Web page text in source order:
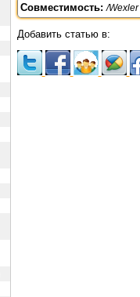
Совместимость:/Wexler
Добавить статью в: